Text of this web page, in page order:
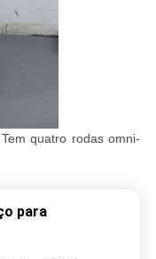
quatro rodas omni-
para